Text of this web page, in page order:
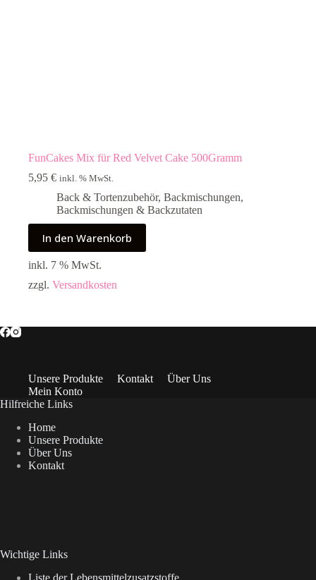
FunCakes Mix für Red Velvet Cake 500Gramm
5,95 € inkl. % MwSt.
Back & Tortenzubehör, Backmischungen,
Backmischungen & Backzutaten
In den Warenkorb
inkl. 7 % MwSt.
zzgl. Versandkosten
Unsere Produkte Kontakt
Über Uns
Mein Konto
Hilfreiche Links
Home
Unsere Produkte
Über Uns
Kontakt
Wichtige Links
Liste der Lebensmittelzusatzstoffe